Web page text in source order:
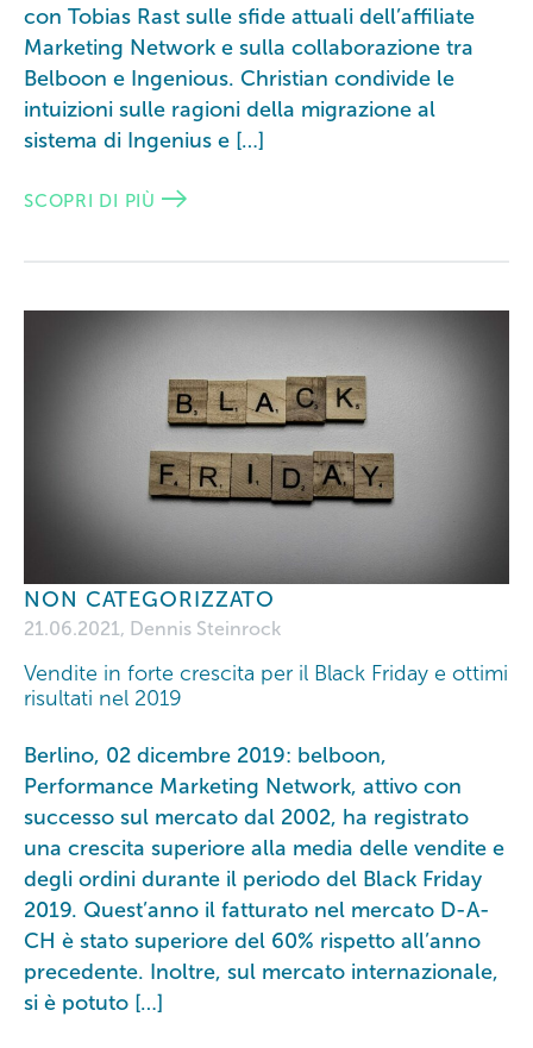
con Tobias Rast sulle sfide attuali dell’affiliate
Marketing Network e sulla collaborazione tra
Belboon e Ingenious. Christian condivide le
intuizioni sulle ragioni della migrazione al
sistema di Ingenius e […]
SCOPRI DI PIÙ
NON CATEGORIZZATO
21.06.2021, Dennis Steinrock
Vendite in forte crescita per il Black Friday e ottimi
risultati nel 2019
Berlino, 02 dicembre 2019: belboon,
Performance Marketing Network, attivo con
successo sul mercato dal 2002, ha registrato
una crescita superiore alla media delle vendite e
degli ordini durante il periodo del Black Friday
2019. Quest’anno il fatturato nel mercato D-A-
CH è stato superiore del 60% rispetto all’anno
precedente. Inoltre, sul mercato internazionale,
si è potuto […]